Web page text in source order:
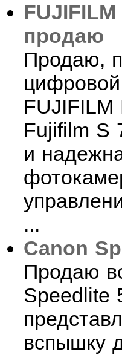
продаю
Продаю,
FUJIFILM
Fujifilm S
и
...
Canon
Продаю
Speedlite
вспышку